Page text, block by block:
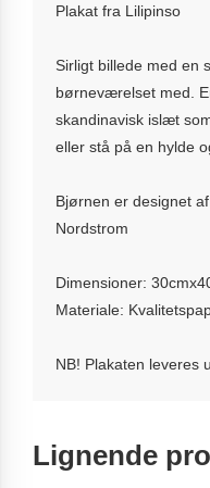
Plakat fra Lilipinso
Sirligt billede med en
børneværelset med.
skandinavisk islæt
eller stå på en hylde
Bjørnen er designet
Nordstrom
Dimensioner:
Materiale:
NB! Plakaten leveres
Lignende